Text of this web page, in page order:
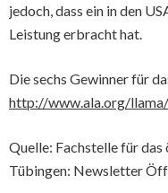
jedoch, dass ein in den
Leistung erbracht hat.
Die sechs Gewinner für
http://www.ala.org/
Quelle: Fachstelle für
Tübingen: Newsletter